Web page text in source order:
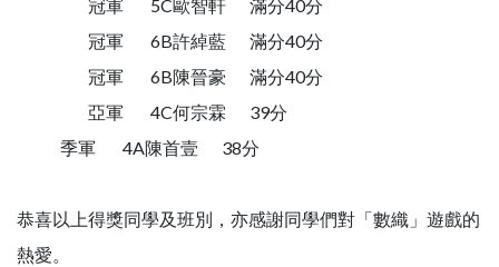
冠軍 5C歐智軒 滿分40分
冠軍 6B許綽藍 滿分40分
冠軍 6B陳晉豪 滿分40分
亞軍 4C何宗霖 39分
季軍 4A陳首壹 38分
恭喜以上得獎同學及班別，亦感謝同學們對「數織」遊戲的
熱愛。